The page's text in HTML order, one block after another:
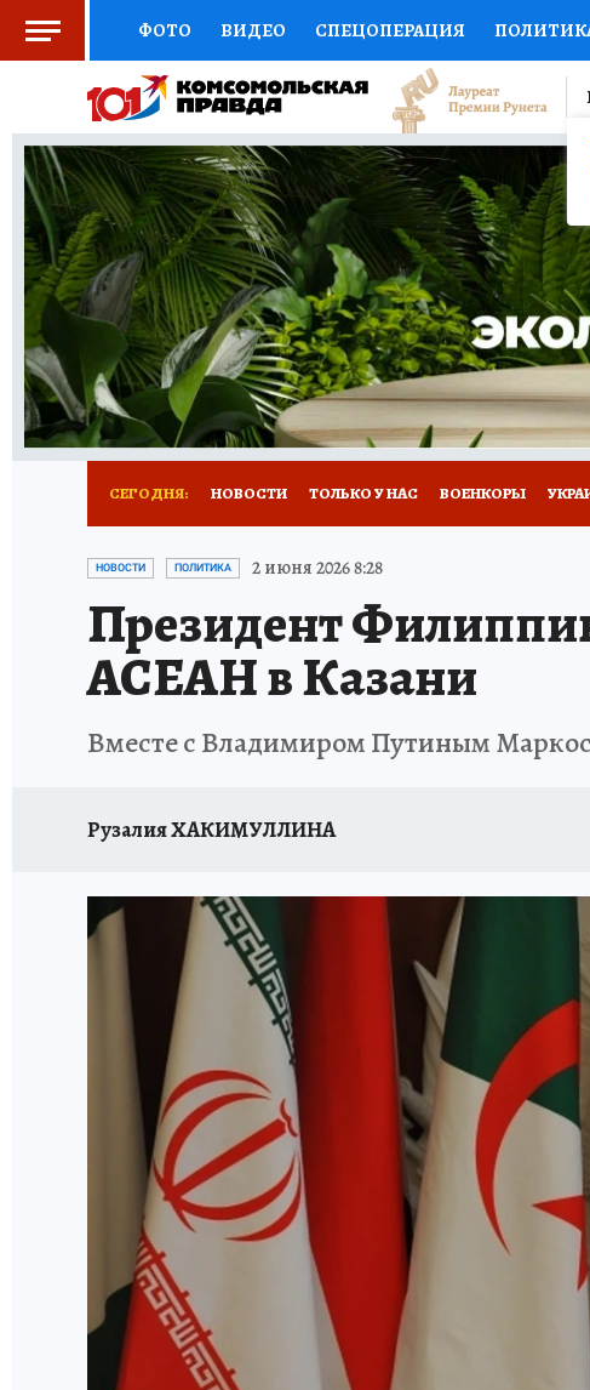
ФОТО ВИДЕО СПЕЦОПЕРАЦИЯ
СОЦПОДДЕРЖКА НАУКА СПОРТ
ВЫБОР ЭКСПЕРТОВ ДОКТОР ФИНАНСЫ
КНИЖНАЯ ПОЛКА ПРОГНОЗЫ НА СПОРТ
ПРЕСС-ЦЕНТР НЕДВИЖИМОСТЬ
РАДИО КП РЕКЛАМА ТЕСТЫ НОВОЕ НА
СЕГОДНЯ: НОВОСТИ ТОЛЬКО У НАС ВОЕНКОРЫ
ТЕРРИТОРИЯ ДОБРА
НОВОСТИ ПОЛИТИКА 2 июня 2026 8:28
Президент
АСЕАН в Казани
Вместе с Владимиром Путиным Маркос-
Рузалия ХАКИМУЛЛИНА